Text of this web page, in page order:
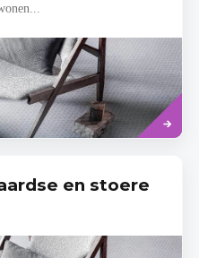
Lees
meer
en stoere